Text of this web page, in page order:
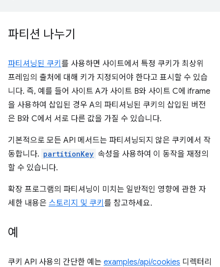
파티션 나누기
파티셔닝된 쿠키 를 사용하면 사이트에서 특정 쿠키가 최상위
프레임의 출처에 대해 키가 지정되어야 한다고 표시할 수 있습
니다. 즉, 예를 들어 사이트 A가 사이트 B와 사이트 C에 iframe
을 사용하여 삽입된 경우 A의 파티셔닝된 쿠키의 삽입된 버전
은 B와 C에서 서로 다른 값을 가질 수 있습니다.
기본적으로 모든 API 메서드는 파티셔닝되지 않은 쿠키에서 작
동합니다. partitionKey 속성을 사용하여 이 동작을 재정의
할 수 있습니다.
확장 프로그램의 파티셔닝이 미치는 일반적인 영향에 관한 자
세한 내용은 스토리지 및 쿠키 를 참고하세요.
예
쿠키 API 사용의 간단한 예는 examples/api/cookies 디렉터리